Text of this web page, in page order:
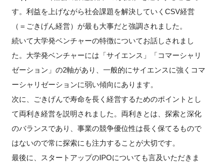
す。利益を上げながら社会課題を解決していくCSV経営
（＝ごきげん経営）が最も大事だと強調されました。
続いて大学発ベンチャーの特徴についてお話しされまし
た。大学発ベンチャーには「サイエンス」「コマーシャリ
ゼーション」の2軸があり、一般的にサイエンスに強くコマ
ーシャリゼーションに弱い傾向にあります。
次に、ごきげんで寿命を長く経営するためのポイントとし
て両利き経営を説明されました。両利きとは、探索と深化
のバランスであり、事業の競争優位性は長く保てるもので
はないので常に探索にも注力することが大切です。
最後に、スタートアップのIPOについても言及いただきま